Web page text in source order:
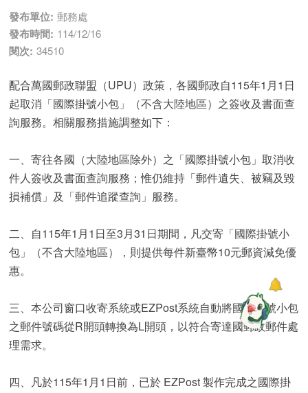
發布單位: 郵務處
發布時間: 114/12/16
閱次: 34510
配合萬國郵政聯盟（UPU）政策，各國郵政自115年1月1日
起取消「國際掛號小包」（不含大陸地區）之簽收及書面查
詢服務。相關服務措施調整如下：
一、寄往各國（大陸地區除外）之「國際掛號小包」取消收
件人簽收及書面查詢服務；惟仍維持「郵件遺失、被竊及毀
損補償」及「郵件追蹤查詢」服務。
二、自115年1月1日至3月31日期間，凡交寄「國際掛號小
包」（不含大陸地區），則提供每件新臺幣10元郵資減免優
惠。
三、本公司窗口收寄系統或EZPost系統自動將國際掛號小包
之郵件號碼從R開頭轉換為L開頭，以符合寄達國郵政郵件處
理需求。
四、凡於115年1月1日前，已於 EZPost 製作完成之國際掛